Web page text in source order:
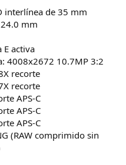
interlínea de 35 mm
mm
activa
4008x2672 10.7MP 3:2
recorte
recorte
APS-C
APS-C
APS-C
(RAW comprimido sin